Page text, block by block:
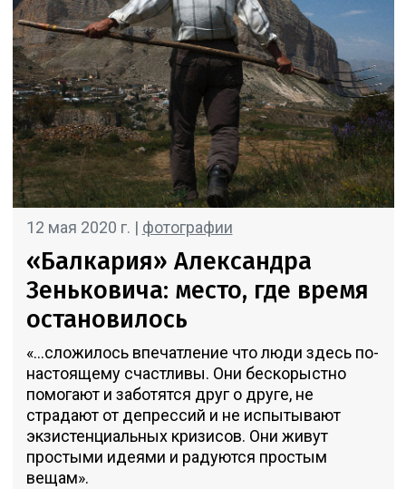
12 мая 2020 г. | фотографии
«Балкария» Александра
Зеньковича: место, где время
остановилось
«...сложилось впечатление что люди здесь по-
настоящему счастливы. Они бескорыстно
помогают и заботятся друг о друге, не
страдают от депрессий и не испытывают
экзистенциальных кризисов. Они живут
простыми идеями и радуются простым
вещам».